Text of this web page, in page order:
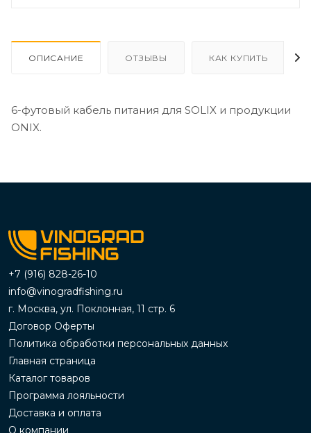
ОПИСАНИЕ ОТЗЫВЫ КАК КУПИТЬ
6-футовый кабель питания для SOLIX и продукции
ONIX.
+7 (916) 828-26-10
info@vinogradfishing.ru
г. Москва, ул. Поклонная, 11 стр. 6
Договор Оферты
Политика обработки персональных данных
Главная страница
Каталог товаров
Программа лояльности
Доставка и оплата